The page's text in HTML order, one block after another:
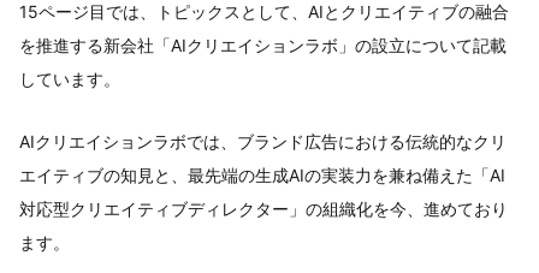
15ページ目では、トピックスとして、AIとクリエイティブの融合
を推進する新会社「AIクリエイションラボ」の設立について記載
しています。
AIクリエイションラボでは、ブランド広告における伝統的なクリ
エイティブの知見と、最先端の生成AIの実装力を兼ね備えた「AI
対応型クリエイティブディレクター」の組織化を今、進めており
ます。